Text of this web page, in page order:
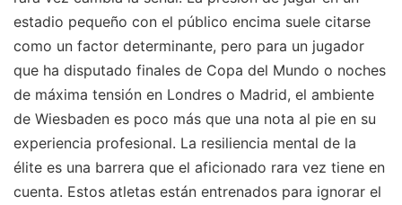
estadio pequeño con el público encima suele citarse
como un factor determinante, pero para un jugador
que ha disputado finales de Copa del Mundo o noches
de máxima tensión en Londres o Madrid, el ambiente
de Wiesbaden es poco más que una nota al pie en su
experiencia profesional. La resiliencia mental de la
élite es una barrera que el aficionado rara vez tiene en
cuenta. Estos atletas están entrenados para ignorar el